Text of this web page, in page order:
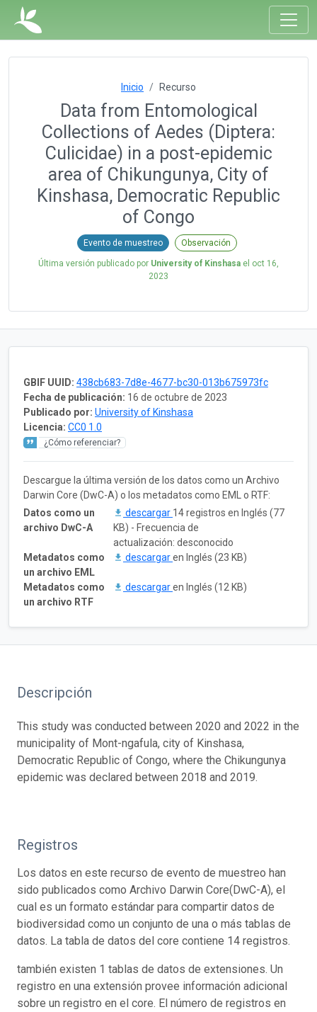
Inicio Recurso
Data from Entomological
Collections of Aedes (Diptera:
Culicidae) in a post-epidemic
area of Chikungunya, City of
Kinshasa, Democratic Republic
of Congo
Evento de muestreo Observación
Última versión publicado por University of Kinshasa el oct 16,
2023
GBIF UUID: 438cb683-7d8e-4677-bc30-013b675973fc
Fecha de publicación: 16 de octubre de 2023
Publicado por: University of Kinshasa
Licencia: CC0 1.0
¿Cómo referenciar?
Descargue la última versión de los datos como un Archivo
Darwin Core (DwC-A) o los metadatos como EML o RTF:
Datos como un
archivo DwC-A
descargar 14 registros en Inglés (77
KB) - Frecuencia de
actualización: desconocido
Metadatos como
un archivo EML
descargaren Inglés (23 KB)
Metadatos como
un archivo RTF
descargaren Inglés (12 KB)
Descripción
This study was conducted between 2020 and 2022 in the
municipality of Mont-ngafula, city of Kinshasa,
Democratic Republic of Congo, where the Chikungunya
epidemic was declared between 2018 and 2019.
Registros
Los datos en este recurso de evento de muestreo han
sido publicados como Archivo Darwin Core(DwC-A), el
cual es un formato estándar para compartir datos de
biodiversidad como un conjunto de una o más tablas de
datos. La tabla de datos del core contiene 14 registros.
también existen 1 tablas de datos de extensiones. Un
registro en una extensión provee información adicional
sobre un registro en el core. El número de registros en